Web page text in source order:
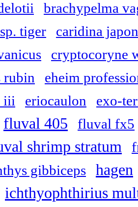
brachypelma
tiger
caridina
cryptocoryne
rubin
eheim
iii
eriocaulon exo-
fluval 405 fluval fx5
shrimp stratum
gibbiceps
hagen
ichthyophthirius